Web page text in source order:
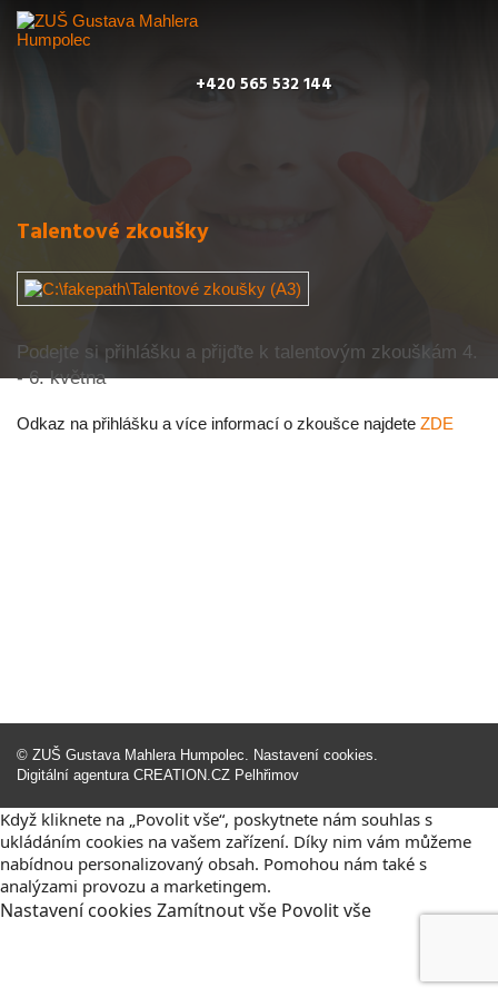
+420 565 532 144
Talentové zkoušky
Podejte si přihlášku a přijďte k talentovým zkouškám 4.
- 6. května
Odkaz na přihlášku a více informací o zkoušce najdete ZDE
© ZUŠ Gustava Mahlera Humpolec. Nastavení cookies.
Digitální agentura CREATION.CZ Pelhřimov
Když kliknete na „Povolit vše“, poskytnete nám souhlas s
ukládáním cookies na vašem zařízení. Díky nim vám můžeme
nabídnou personalizovaný obsah. Pomohou nám také s
analýzami provozu a marketingem.
Nastavenícookies Zamítnoutvše Povolitvše